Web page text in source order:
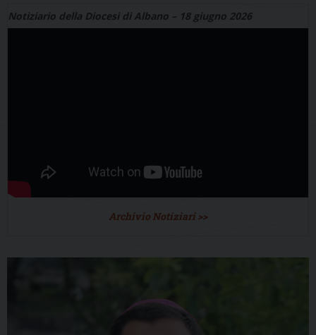
Notiziario della Diocesi di Albano – 18 giugno 2026
Archivio Notiziari >>